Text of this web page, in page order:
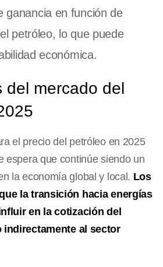
ganancia en función de
petróleo, lo que puede
económica.
del mercado del
el precio del petróleo en 2025
espera que continúe siendo un
la economía global y local. Los
la transición hacia energías
en la cotización del
indirectamente al sector